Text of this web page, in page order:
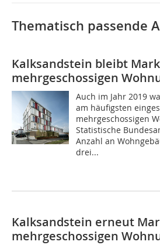
Thematisch passende
Kalksandstein bleibt
mehrgeschossigen
Auch im Jahr 2019
am häufigsten
mehrgeschossigen
Statistische
Anzahl an
drei...
Kalksandstein erneut
mehrgeschossigen